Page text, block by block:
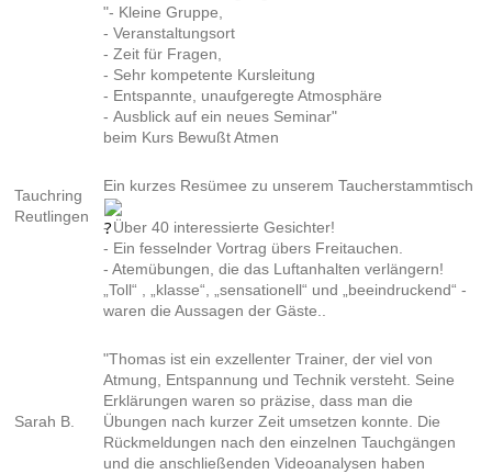
"- Kleine Gruppe,
- Veranstaltungsort
- Zeit für Fragen,
- Sehr kompetente Kursleitung
- Entspannte, unaufgeregte Atmosphäre
- Ausblick auf ein neues Seminar"
beim Kurs Bewußt Atmen
Tauchring
Reutlingen
Ein kurzes Resümee zu unserem Taucherstammtisch
- Über 40 interessierte Gesichter!
- Ein fesselnder Vortrag übers Freitauchen.
- Atemübungen, die das Luftanhalten verlängern!
„Toll“ , „klasse“, „sensationell“ und „beeindruckend“ -
waren die Aussagen der Gäste..
Sarah B.
"Thomas ist ein exzellenter Trainer, der viel von
Atmung, Entspannung und Technik versteht. Seine
Erklärungen waren so präzise, dass man die
Übungen nach kurzer Zeit umsetzen konnte. Die
Rückmeldungen nach den einzelnen Tauchgängen
und die anschließenden Videoanalysen haben